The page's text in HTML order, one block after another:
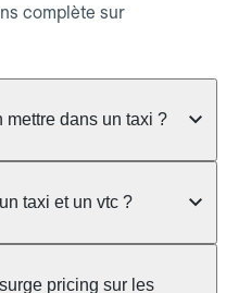
complète sur
dans un taxi ?
jusqu'à 3 bagages
le champ "Message
Le prix n'est
taxi et un vtc ?
dans la rue, à une
pricing sur les